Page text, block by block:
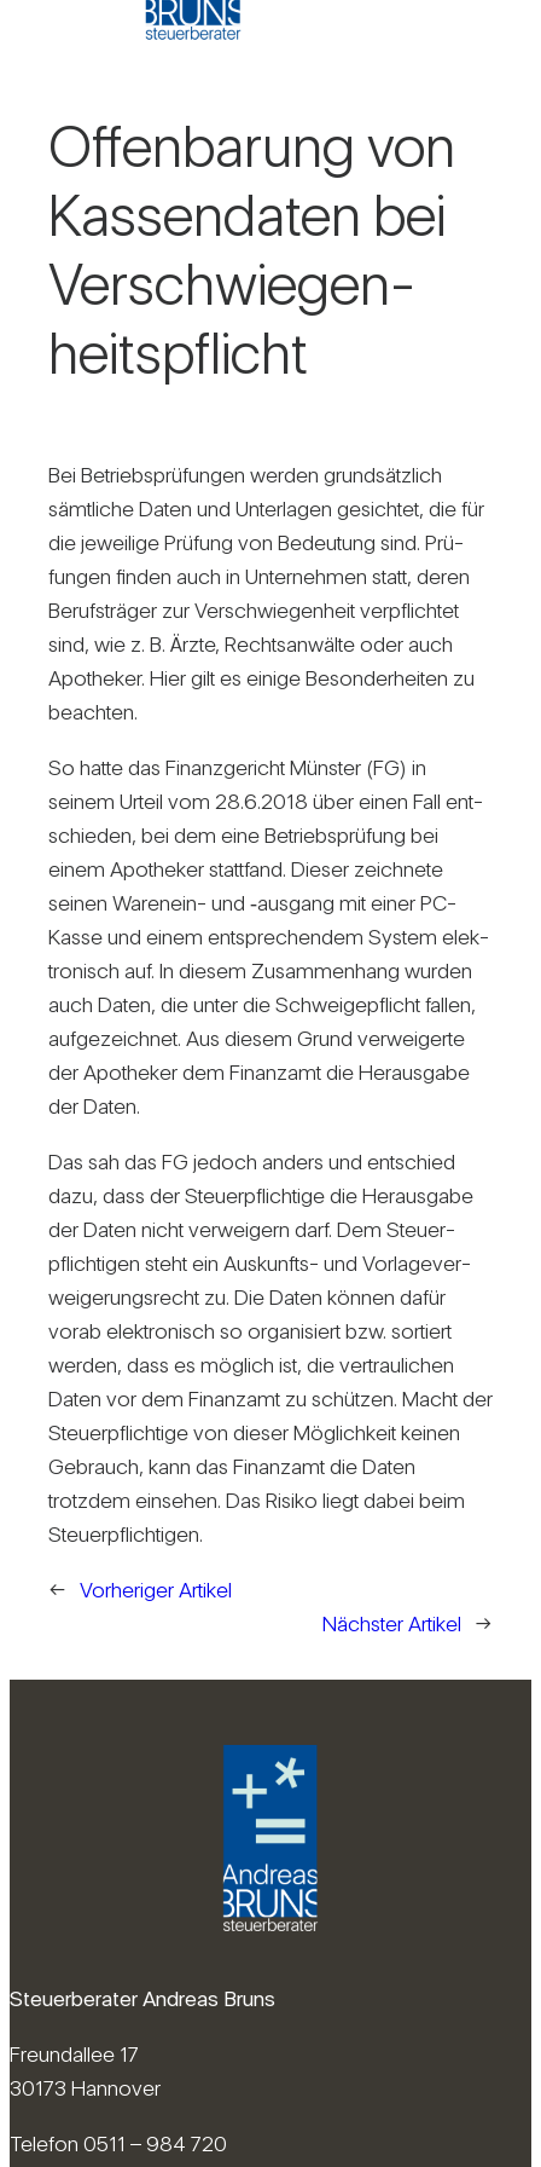
Offen­ba­rung von
Kas­sen­daten bei
Ver­schwie­gen­
heits­pflicht
Bei Betriebs­prü­fungen werden grund­sätz­lich
sämt­liche Daten und Unter­lagen gesichtet, die für
die jewei­lige Prü­fung von Bedeu­tung sind. Prü­
fungen finden auch in Unter­nehmen statt, deren
Berufs­träger zur Ver­schwie­gen­heit ver­pflichtet
sind, wie z. B. Ärzte, Rechts­an­wälte oder auch
Apo­theker. Hier gilt es einige Beson­der­heiten zu
beachten.
So hatte das Finanz­ge­richt Münster (FG) in
seinem Urteil vom 28.6.2018 über einen Fall ent­
schieden, bei dem eine Betriebs­prü­fung bei
einem Apo­theker statt­fand. Dieser zeich­nete
seinen Warenein- und ‑aus­gang mit einer PC-
Kasse und einem ent­spre­chendem System elek­
tro­nisch auf. In diesem Zusam­men­hang wurden
auch Daten, die unter die Schwei­ge­pflicht fallen,
auf­ge­zeichnet. Aus diesem Grund ver­wei­gerte
der Apo­theker dem Finanzamt die Her­aus­gabe
der Daten.
Das sah das FG jedoch anders und ent­schied
dazu, dass der Steu­er­pflich­tige die Her­aus­gabe
der Daten nicht ver­wei­gern darf. Dem Steu­er­
pflich­tigen steht ein Aus­kunfts- und Vor­la­ge­ver­
wei­ge­rungs­recht zu. Die Daten können dafür
vorab elek­tro­nisch so orga­ni­siert bzw. sor­tiert
werden, dass es mög­lich ist, die ver­trau­li­chen
Daten vor dem Finanzamt zu schützen. Macht der
Steu­er­pflich­tige von dieser Mög­lich­keit keinen
Gebrauch, kann das Finanzamt die Daten
trotzdem ein­sehen. Das Risiko liegt dabei beim
Steu­er­pflich­tigen.
← Vorheriger Artikel
Nächster Artikel
→
Steuerberater Andreas Bruns
Freundallee 17
30173 Hannover
Telefon 0511 – 984 720